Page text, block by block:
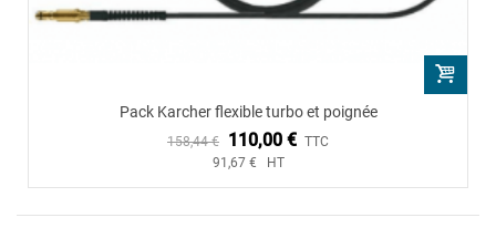
Pack Karcher flexible turbo et poignée
158,44 € 110,00 € TTC
91,67 € HT